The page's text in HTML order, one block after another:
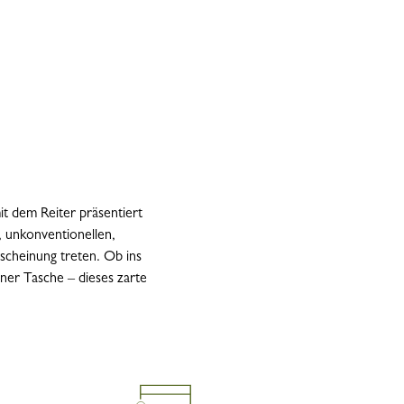
dem Reiter präsentiert
unkonventionellen,
treten. Ob ins
Tasche – dieses zarte